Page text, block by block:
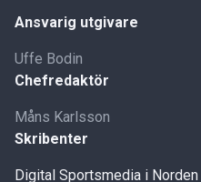
Ansvarig utgivare
Uffe Bodin
Chefredaktör
Måns Karlsson
Skribenter
Digital Sportsmedia i Norden